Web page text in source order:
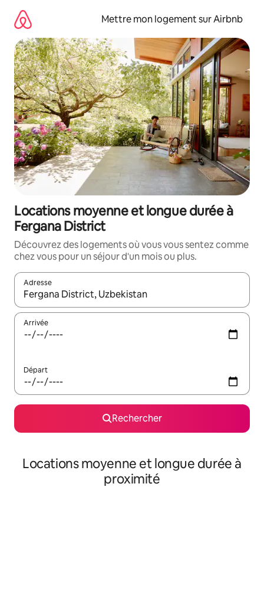
directement
contenu
Mettre mon logement sur Airbnb
Locations moyenne et longue durée à
Fergana District
Découvrez des logements où vous vous sentez comme
chez vous pour un séjour d'un mois ou plus.
Adresse
Lorsque les résultats s'affichent, utilisez les flèches vers le
Arrivée
Départ
Rechercher
Locations moyenne et longue durée à
proximité